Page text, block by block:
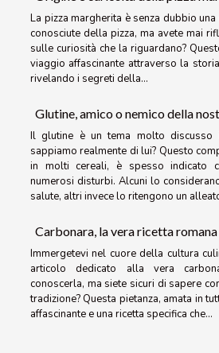
La pizza margherita è senza dubbio
conosciute della pizza, ma avete mai
sulle curiosità che la riguardano?
viaggio affascinante attraverso la
rivelando i segreti della...
Glutine, amico o nemico della
Il glutine è un tema molto discusso
sappiamo realmente di lui? Questo
in molti cereali, è spesso indicato
numerosi disturbi. Alcuni lo
salute, altri invece lo ritengono un
Carbonara, la vera ricetta romana
Immergetevi nel cuore della cultura
articolo dedicato alla vera
conoscerla, ma siete sicuri di sapere
tradizione? Questa pietanza, amata in
affascinante e una ricetta specifica che...